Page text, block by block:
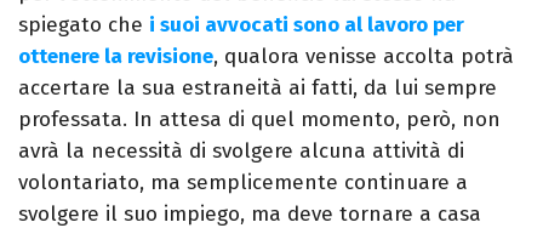
spiegato che i suoi avvocati sono al lavoro per
ottenere la revisione, qualora venisse accolta potrà
accertare la sua estraneità ai fatti, da lui sempre
professata. In attesa di quel momento, però, non
avrà la necessità di svolgere alcuna attività di
volontariato, ma semplicemente continuare a
svolgere il suo impiego, ma deve tornare a casa